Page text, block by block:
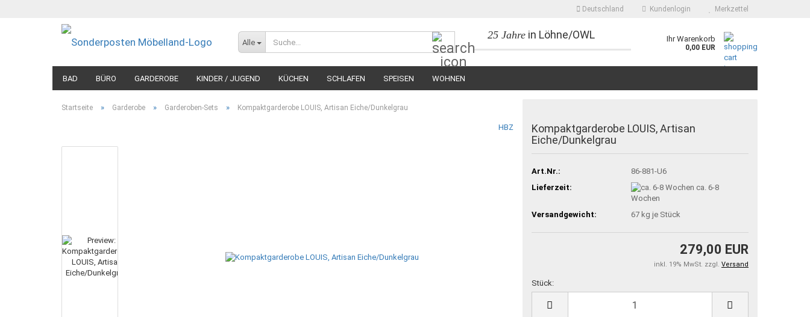
Deutschland Kundenlogin Merkzettel
Alle
25 Jahrein Löhne/OWL Ihr Warenkorb
0,00 EUR
BAD BÜRO GARDEROBE KINDER / JUGEND KÜCHEN SCHLAFEN SPEISEN WOHNEN
Startseite » Garderobe » Garderoben-Sets » Kompaktgarderobe LOUIS, Artisan Eiche/Dunkelgrau
HBZ
Kompaktgarderobe LOUIS, Artisan
Eiche/Dunkelgrau
Art.Nr.:
86-881-U6
Lieferzeit:
ca. 6-8
Wochen
Versandgewicht:
67 kg je Stück
279,00 EUR
inkl. 19% MwSt. zzgl. Versand
Stück:
Stück